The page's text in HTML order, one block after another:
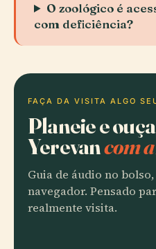
O zoológico é
com deficiência?
FAÇA DA VISITA ALGO
Planeie e
Yerevancom
Guia de áudio no
navegador. Pensado
realmente visita.